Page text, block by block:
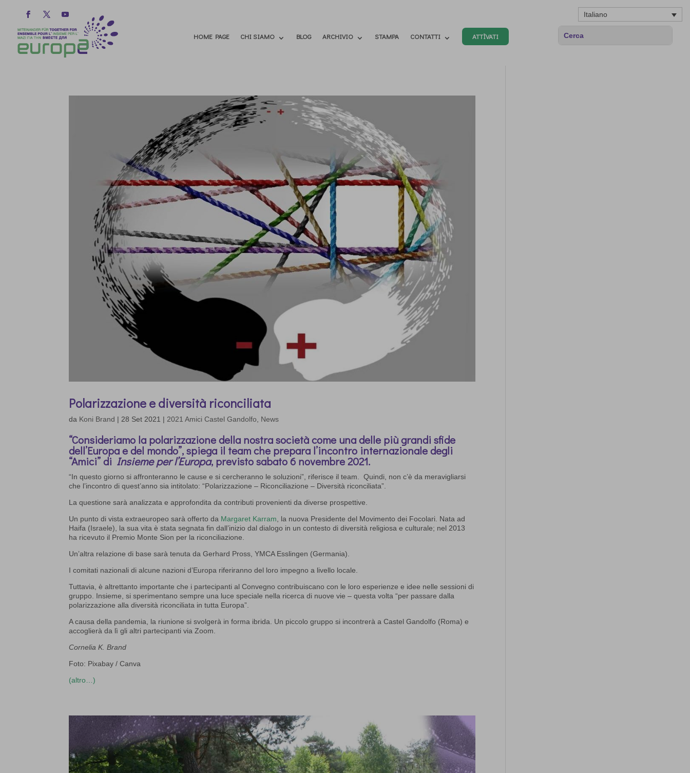
Italiano
HOME PAGE CHI SIAMO BLOG ARCHIVIO STAMPA CONTATTI ATTÌVATI
Polarizzazione e diversità riconciliata
da Koni Brand | 28 Set 2021 | 2021 Amici Castel Gandolfo News
“Consideriamo la polarizzazione della nostra società come una delle più grandi sfide
dell’Europa e del mondo”, spiega il team che prepara l’incontro internazionale degli
“Amici” di Insieme per l’Europa, previsto sabato 6 novembre 2021.
“In questo giorno si affronteranno le cause e si cercheranno le soluzioni”, riferisce il team. Quindi, non c’è da meravigliarsi
che l’incontro di quest’anno sia intitolato: “Polarizzazione – Riconciliazione – Diversità riconciliata”.
La questione sarà analizzata e approfondita da contributi provenienti da diverse prospettive.
Un punto di vista extraeuropeo sarà offerto da Margaret Karram , la nuova Presidente del Movimento dei Focolari. Nata ad
Haifa (Israele), la sua vita è stata segnata fin dall’inizio dal dialogo in un contesto di diversità religiosa e culturale; nel 2013
ha ricevuto il Premio Monte Sion per la riconciliazione.
Un’altra relazione di base sarà tenuta da Gerhard Pross, YMCA Esslingen (Germania).
I comitati nazionali di alcune nazioni d’Europa riferiranno del loro impegno a livello locale.
Tuttavia, è altrettanto importante che i partecipanti al Convegno contribuiscano con le loro esperienze e idee nelle sessioni di
gruppo. Insieme, si sperimentano sempre una luce speciale nella ricerca di nuove vie – questa volta “per passare dalla
polarizzazione alla diversità riconciliata in tutta Europa”.
A causa della pandemia, la riunione si svolgerà in forma ibrida. Un piccolo gruppo si incontrerà a Castel Gandolfo (Roma) e
accoglierà da lì gli altri partecipanti via Zoom.
Cornelia K. Brand
Foto: Pixabay / Canva
(altro…)